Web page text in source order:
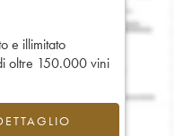
e illimitato
oltre 150.000 vini